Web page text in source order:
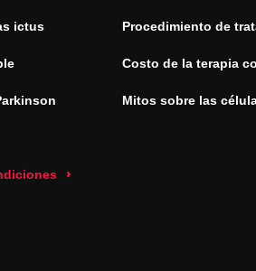
ictus
Procedimiento de
Costo de la terapia
Mitos sobre las